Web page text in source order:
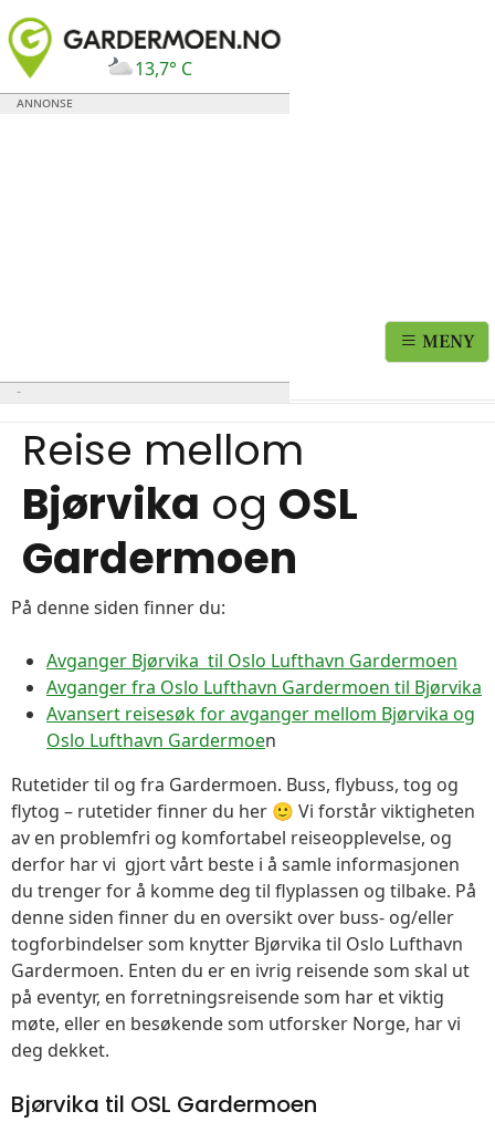
13,7° C
MENY
Reise mellom
Bjørvika og OSL
Gardermoen
På denne siden finner du:
Avganger Bjørvika til Oslo Lufthavn Gardermoen
Avganger fra Oslo Lufthavn Gardermoen til Bjørvika
Avansert reisesøk for avganger mellom Bjørvika og
Oslo Lufthavn Gardermoen
Rutetider til og fra Gardermoen. Buss, flybuss, tog og
flytog – rutetider finner du her 🙂 Vi forstår viktigheten
av en problemfri og komfortabel reiseopplevelse, og
derfor har vi gjort vårt beste i å samle informasjonen
du trenger for å komme deg til flyplassen og tilbake. På
denne siden finner du en oversikt over buss- og/eller
togforbindelser som knytter Bjørvika til Oslo Lufthavn
Gardermoen. Enten du er en ivrig reisende som skal ut
på eventyr, en forretningsreisende som har et viktig
møte, eller en besøkende som utforsker Norge, har vi
deg dekket.
Bjørvika til OSL Gardermoen